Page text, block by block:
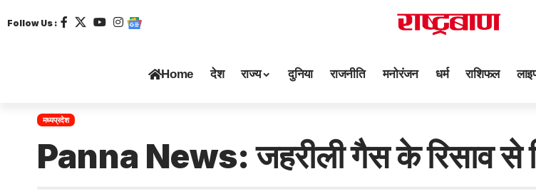
Follow Us :
Home देश राज्य दुनिया राजनीति मनोरंजन धर्म राशिफल
मध्यप्रदेश
Panna News: जहरीली गैस के रिसाव से